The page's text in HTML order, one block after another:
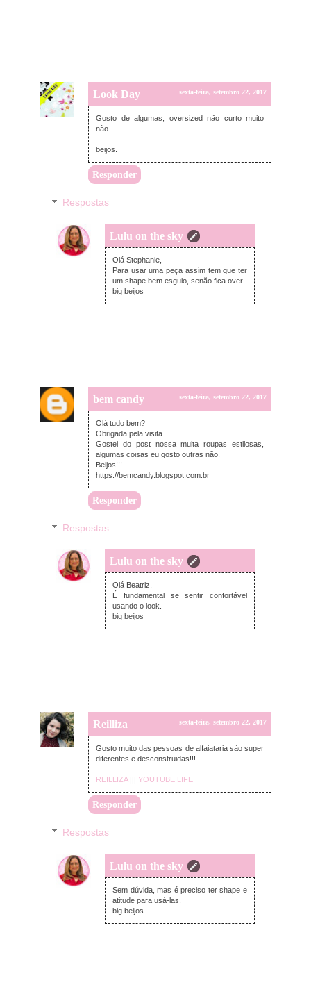
Look Day sexta-feira, setembro 22, 2017
Gosto de algumas, oversized não curto muito
não.
beijos.
Responder
Respostas
Lulu on the sky
sábado, setembro 23, 2017
Olá Stephanie,
Para usar uma peça assim tem que ter
um shape bem esguio, senão fica over.
big beijos
bem candy sexta-feira, setembro 22, 2017
Olá tudo bem?
Obrigada pela visita.
Gostei do post nossa muita roupas estilosas,
algumas coisas eu gosto outras não.
Beijos!!!
https://bemcandy.blogspot.com.br
Responder
Respostas
Lulu on the sky
sábado, setembro 23, 2017
Olá Beatriz,
É fundamental se sentir confortável
usando o look.
big beijos
Reilliza sexta-feira, setembro 22, 2017
Gosto muito das pessoas de alfaiataria são super
diferentes e desconstruidas!!!
REILLIZA||| YOUTUBE LIFE
Responder
Respostas
Lulu on the sky
sábado, setembro 23, 2017
Sem dúvida, mas é preciso ter shape e
atitude para usá-las.
big beijos